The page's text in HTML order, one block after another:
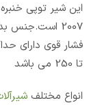
2007
تا 250 می باشد
انواع مختلف